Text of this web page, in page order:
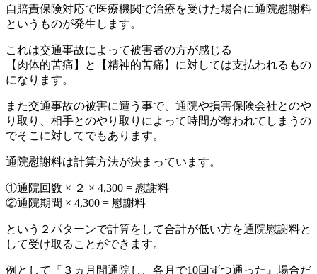
自賠責保険対応で医療機関で治療を受けた場合に通院慰謝料
というものが発生します。
これは交通事故によって被害者の方が感じる
【肉体的苦痛】と【精神的苦痛】に対しては支払われるもの
になります。
また交通事故の被害に遭う事で、通院や損害保険会社とのや
り取り、相手とのやり取りによって時間が奪われてしまうの
でそこに対してでもあります。
通院慰謝料は計算方法が決まっています。
①通院回数 × ２ × 4,300 = 慰謝料
②通院期間 × 4,300 = 慰謝料
という２パターンで計算をして合計が低い方を通院慰謝料と
して受け取ることができます。
例として『３ヵ月間通院し、各月で10回ずつ通った』場合だ